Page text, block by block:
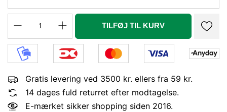
TILFØJ TIL KURV
Gratis levering ved 3500 kr. ellers fra 59 kr.
14 dages fuld returret efter modtagelse.
E-mærket sikker shopping siden 2016.